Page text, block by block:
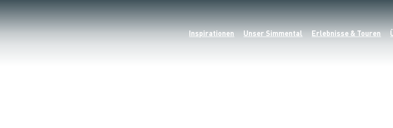
Inspirationen Unser Simmental Erlebnisse & Touren